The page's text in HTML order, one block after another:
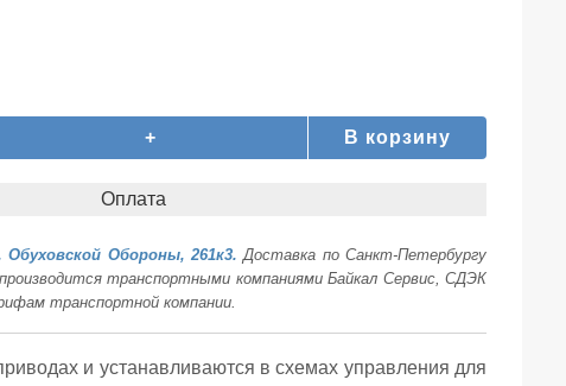
+ В корзину
Оплата
Обороны, 261к3. Доставка по Санкт-Петербургу
транспортными компаниями Байкал Сервис, СДЭК
транспортной компании.
и устанавливаются в схемах управления для